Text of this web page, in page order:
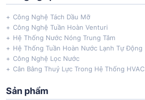
Công Nghệ Tách Dầu Mỡ
Công Nghệ Tuần Hoàn Venturi
Hệ Thống Nước Nóng Trung Tâm
Hệ Thống Tuần Hoàn Nước Lạnh Tự Động
Công Nghệ Lọc Nước
Cân Bằng Thuỷ Lực Trong Hệ Thống HVAC
Sản phẩm